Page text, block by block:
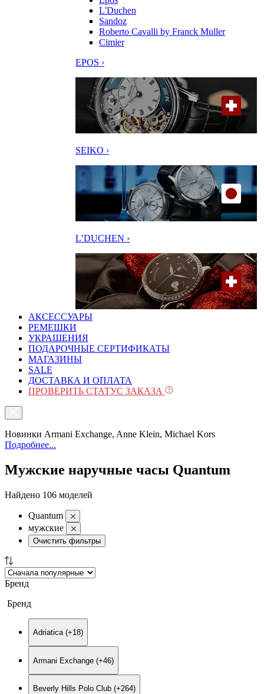
L'Duchen
Sandoz
Roberto Cavalli by Franck Muller
Cimier
EPOS ›
SEIKO ›
L’DUCHEN ›
АКСЕССУАРЫ
РЕМЕШКИ
УКРАШЕНИЯ
ПОДАРОЧНЫЕ СЕРТИФИКАТЫ
МАГАЗИНЫ
SALE
ДОСТАВКА И ОПЛАТА
ПРОВЕРИТЬ СТАТУС ЗАКАЗА
Новинки Armani Exchange, Anne Klein, Michael Kors
Подробнее...
Мужские наручные часы Quantum
Найдено 106 моделей
Quantum
мужские
Очистить фильтры
Бренд
Бренд
Adriatica (+18)
Armani Exchange (+46)
Beverly Hills Polo Club (+264)